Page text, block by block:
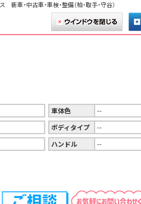
車・中古車・車検・整備（柏・取手・守谷）
車体色
--
ボディタイプ
--
ハンドル
--